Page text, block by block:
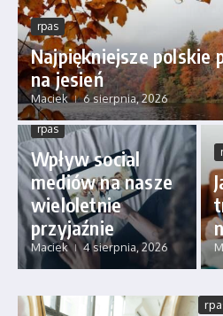
rpas
Najpiękniejsze polskie
na jesień
Maciek 6 sierpnia, 2026
rpas
Wpływ social
mediów na nasze
wieloletnie
przyjaźnie
Maciek 4 sierpnia, 2026